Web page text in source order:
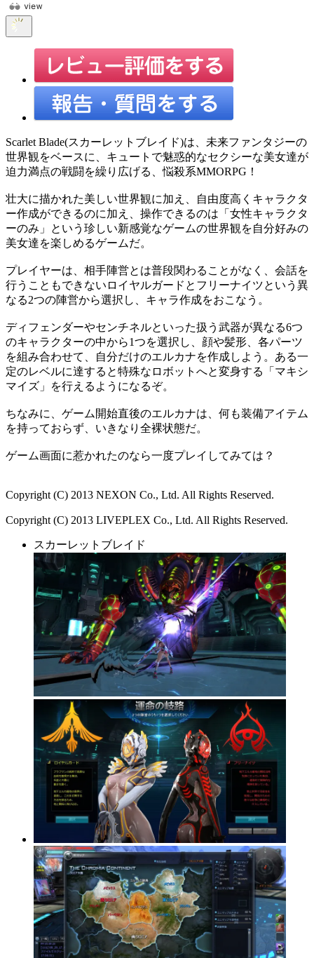
Scarlet Blade(スカーレットブレイド)は、未来ファンタジーの
世界観をベースに、キュートで魅惑的なセクシーな美女達が
迫力満点の戦闘を繰り広げる、悩殺系MMORPG！
壮大に描かれた美しい世界観に加え、自由度高くキャラクタ
ー作成ができるのに加え、操作できるのは「女性キャラクタ
ーのみ」という珍しい新感覚なゲームの世界観を自分好みの
美女達を楽しめるゲームだ。
プレイヤーは、相手陣営とは普段関わることがなく、会話を
行うこともできないロイヤルガードとフリーナイツという異
なる2つの陣営から選択し、キャラ作成をおこなう。
ディフェンダーやセンチネルといった扱う武器が異なる6つ
のキャラクターの中から1つを選択し、顔や髪形、各パーツ
を組み合わせて、自分だけのエルカナを作成しよう。ある一
定のレベルに達すると特殊なロボットへと変身する「マキシ
マイズ」を行えるようになるぞ。
ちなみに、ゲーム開始直後のエルカナは、何も装備アイテム
を持っておらず、いきなり全裸状態だ。
ゲーム画面に惹かれたのなら一度プレイしてみては？
Copyright (C) 2013 NEXON Co., Ltd. All Rights Reserved.
Copyright (C) 2013 LIVEPLEX Co., Ltd. All Rights Reserved.
スカーレットブレイド